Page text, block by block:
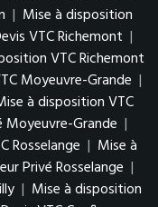
| Mise à disposition
VTC Richemont |
VTC Richemont
Moyeuvre-Grande |
à disposition VTC
Moyeuvre-Grande |
Rosselange | Mise à
Privé Rosselange |
| Mise à disposition